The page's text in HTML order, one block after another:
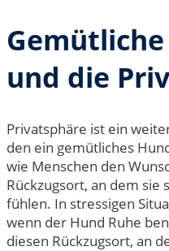
und die
Privatsphäre ist ein
den ein gemütliches
wie Menschen den
Rückzugsort, an dem sie
fühlen. In stressigen
wenn der Hund Ruhe
diesen Rückzugsort, an